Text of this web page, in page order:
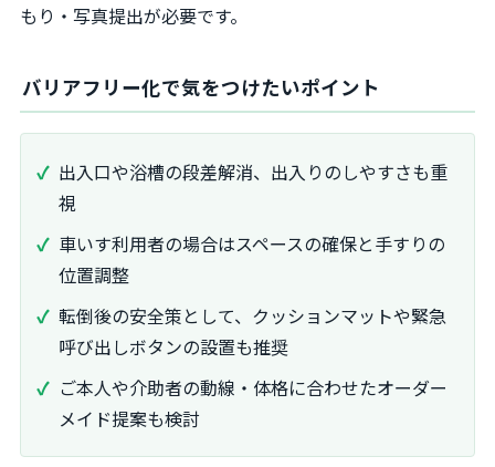
もり・写真提出が必要です。
バリアフリー化で気をつけたいポイント
出入口や浴槽の段差解消、出入りのしやすさも重
視
車いす利用者の場合はスペースの確保と手すりの
位置調整
転倒後の安全策として、クッションマットや緊急
呼び出しボタンの設置も推奨
ご本人や介助者の動線・体格に合わせたオーダー
メイド提案も検討